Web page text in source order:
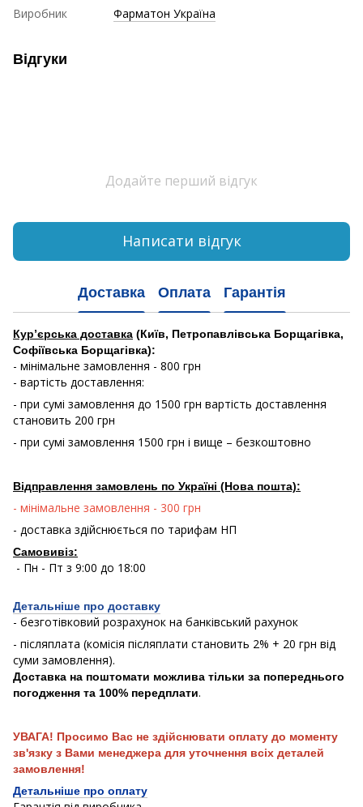
Виробник
Фарматон Україна
Відгуки
Додайте перший відгук
Написати відгук
Доставка Оплата Гарантія
Кур’єрська доставка (Київ, Петропавлівська Борщагівка,
Софіївська Борщагівка):
- мінімальне замовлення - 800 грн
- вартість доставлення:
- при сумі замовлення до 1500 грн вартість доставлення
становить 200 грн
- при сумі замовлення 1500 грн і вище – безкоштовно
Відправлення замовлень по Україні (Нова пошта):
- мінімальне замовлення - 300 грн
- доставка здійснюється по тарифам НП
Самовивіз:
- Пн - Пт з 9:00 до 18:00
Детальніше про доставку
- безготівковий розрахунок на банківський рахунок
- післяплата (комісія післяплати становить 2% + 20 грн від
суми замовлення).
Доставка на поштомати можлива тільки за попереднього
погодження та 100% передплати.
УВАГА! Просимо Вас не здійснювати оплату до моменту
зв'язку з Вами менеджера для уточнення всіх деталей
замовлення!
Детальніше про оплату